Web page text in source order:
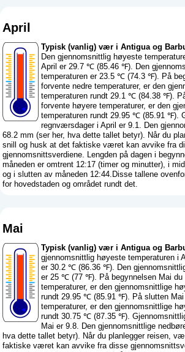
April
Typisk (vanlig) vær i Antigua og
Den gjennomsnittlig høyeste
April er 29.7 ℃ (85.46 ℉). Den
temperaturen er 23.5 ℃ (74.3 ℉). På
forvente nedre temperaturer, er den
temperaturen rundt 29.1 ℃ (84.38 ℉).
forvente høyere temperaturer, er den
temperaturen rundt 29.95 ℃ (85.91 ℉).
regnværsdager i April er 9.1. Den
68.2 mm (ser her, hva dette tallet betyr). Når du
snill og husk at det faktiske været kan avvike fra
gjennomsnittsverdiene. Lengden på dagen i
måneden er omtrent 12:17 (timer og minutter), i
og i slutten av måneden 12:44.Disse tallene
for hovedstaden og området rundt det.
Mai
Typisk (vanlig) vær i Antigua og
gjennomsnittlig høyeste temperaturen i
er 30.2 ℃ (86.36 ℉). Den
er 25 ℃ (77 ℉). På begynnelsen Mai du
temperaturer, er den gjennomsnittlige
rundt 29.95 ℃ (85.91 ℉). På slutten
temperaturer, er den gjennomsnittlige
rundt 30.75 ℃ (87.35 ℉).
Mai er 9.8. Den gjennomsnittlige
hva dette tallet betyr). Når du planlegger reisen,
faktiske været kan avvike fra disse